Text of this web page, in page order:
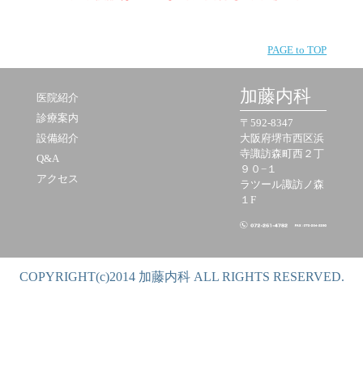
PAGE to TOP
医院紹介
診療案内
設備紹介
Q&A
アクセス
加藤内科
〒592-8347
大阪府堺市西区浜
寺諏訪森町西２丁
９０−１
ラツール諏訪ノ森
１F
COPYRIGHT(c)2014 加藤内科 ALL RIGHTS RESERVED.